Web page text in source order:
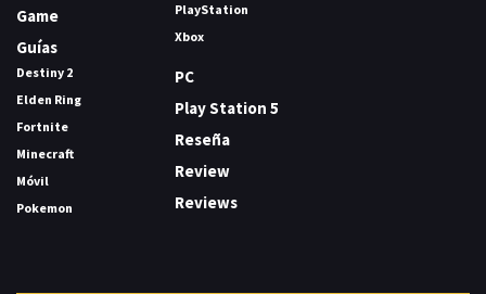
Game
Guías
Destiny 2
Elden Ring
Fortnite
Minecraft
Móvil
Pokemon
PlayStation
Xbox
PC
Play Station 5
Reseña
Review
Reviews